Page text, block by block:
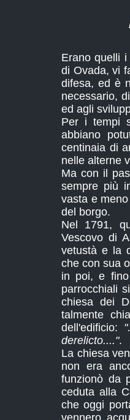
Erano quelli
di Ovada, vi
difesa, ed è
necessario,
ed agli
Per i tempi
abbiano
centinaia di
nelle alterne
Ma con il
sempre più
vasta e
del borgo.
Nel 1791,
Vescovo di
vetustà e la
che con sua
in poi, e
parrocchiali
chiesa dei
talmente
dell'edificio:
derelicto....".
La chiesa
non era
funzionò da
ceduta alla
che oggi